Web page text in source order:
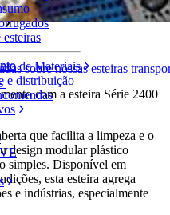
sobre nossas esteiras
esteiras
de Materiais
e distribuição
com a esteira Série 2400
que facilita a limpeza e o
design modular plástico
simples. Disponível em
esta esteira agrega
e indústrias, especialmente